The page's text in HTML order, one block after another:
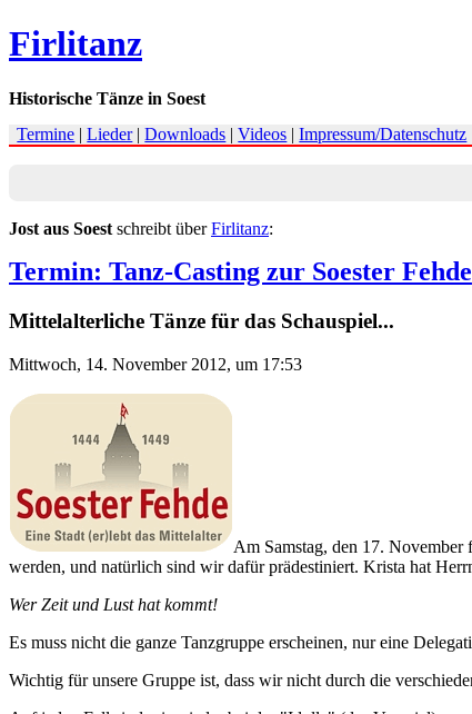
Firlitanz
Historische Tänze in Soest
Termine |Lieder|Downloads |Videos |Impressum/Datenschutz
Jost aus Soest schreibt überFirlitanz:
Termin: Tanz-Casting zur Soester Fehde
Mittelalterliche Tänze für das Schauspiel...
Mittwoch, 14. November 2012, um 17:53
Am Samstag, den 17. November
werden, und natürlich sind wir dafür prädestiniert. Krista hat
Wer Zeit und Lust hat kommt!
Es muss nicht die ganze Tanzgruppe erscheinen, nur eine
Wichtig für unsere Gruppe ist, dass wir nicht durch die